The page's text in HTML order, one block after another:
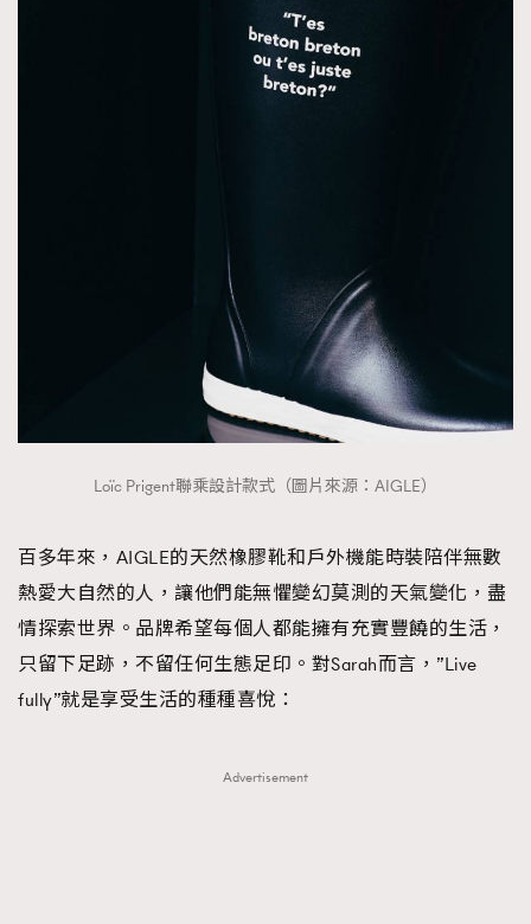
Loïc Prigent聯乘設計款式（圖片來源：AIGLE）
百多年來，AIGLE的天然橡膠靴和戶外機能時裝陪伴無數
熱愛大自然的人，讓他們能無懼變幻莫測的天氣變化，盡
情探索世界。品牌希望每個人都能擁有充實豐饒的生活，
只留下足跡，不留任何生態足印。對Sarah而言，”Live
fully”就是享受生活的種種喜悅：
Advertisement